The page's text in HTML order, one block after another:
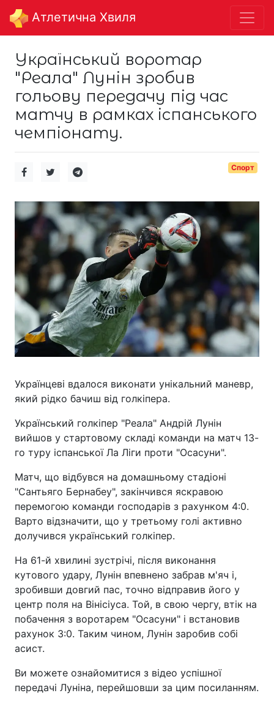
Aтлетична Хвиля
Український воротар
"Реала" Лунін зробив
гольову передачу під час
матчу в рамках іспанського
чемпіонату.
Спорт
Українцеві вдалося виконати унікальний маневр,
який рідко бачиш від голкіпера.
Український голкіпер "Реала" Андрій Лунін
вийшов у стартовому складі команди на матч 13-
го туру іспанської Ла Ліги проти "Осасуни".
Матч, що відбувся на домашньому стадіоні
"Сантьяго Бернабеу", закінчився яскравою
перемогою команди господарів з рахунком 4:0.
Варто відзначити, що у третьому голі активно
долучився український голкіпер.
На 61-й хвилині зустрічі, після виконання
кутового удару, Лунін впевнено забрав м'яч і,
зробивши довгий пас, точно відправив його у
центр поля на Вінісіуса. Той, в свою чергу, втік на
побачення з воротарем "Осасуни" і встановив
рахунок 3:0. Таким чином, Лунін заробив собі
асист.
Ви можете ознайомитися з відео успішної
передачі Луніна, перейшовши за цим посиланням.